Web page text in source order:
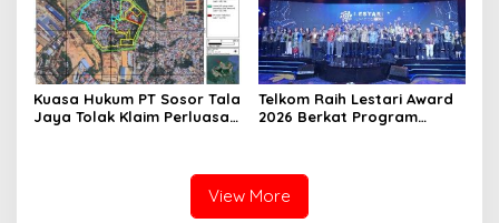
Kuasa Hukum PT Sosor Tala
Jaya Tolak Klaim Perluasan
Telkom Raih Lestari Award
2026 Berkat Program
View More